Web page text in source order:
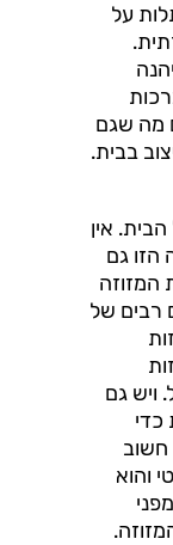
על
מה שגם
בבית.
אין
הזו גם
המזוזה
רבים של
ויש גם
כדי
חשוב
והוא